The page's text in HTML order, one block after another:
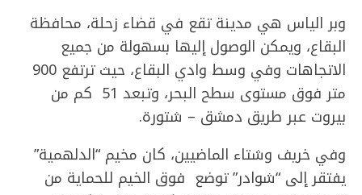
وبر الياس هي مدينة تقع في قضاء زحلة، محافظة
البقاع، ويمكن الوصول إليها بسهولة من جميع
الاتجاهات وفي وسط وادي البقاع، حيث ترتفع 900
متر فوق مستوى سطح البحر، وتبعد 51 كم من
بيروت عبر طريق دمشق – شتورة.
وفي خريف وشتاء الماضيين، كان مخيم “الدلهمية”
يفتقر إلى “شوادر” توضع فوق الخيم للحماية من